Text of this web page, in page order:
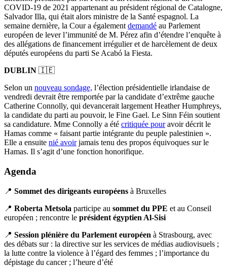
COVID-19 de 2021 appartenant au président régional de Catalogne,
Salvador Illa, qui était alors ministre de la Santé espagnol. La
semaine dernière, la Cour a également demandé au Parlement
européen de lever l’immunité de M. Pérez afin d’étendre l’enquête à
des allégations de financement irrégulier et de harcèlement de deux
députés européens du parti Se Acabó la Fiesta.
DUBLIN 🇮🇪
Selon un nouveau sondage, l’élection présidentielle irlandaise de
vendredi devrait être remportée par la candidate d’extrême gauche
Catherine Connolly, qui devancerait largement Heather Humphreys,
la candidate du parti au pouvoir, le Fine Gael. Le Sinn Féin soutient
sa candidature. Mme Connolly a été critiquée pouravoir décrit le
Hamas comme « faisant partie intégrante du peuple palestinien ».
Elle a ensuite nié avoirjamais tenu des propos équivoques sur le
Hamas. Il s’agit d’une fonction honorifique.
Agenda
📍 Sommet des dirigeants européens à Bruxelles
📍 Roberta Metsola participe au sommet du PPE et au Conseil
européen ; rencontre le président égyptien Al-Sisi
📍 Session plénière du Parlement européen à Strasbourg, avec
des débats sur : la directive sur les services de médias audiovisuels ;
la lutte contre la violence à l’égard des femmes ; l’importance du
dépistage du cancer ; l’heure d’été